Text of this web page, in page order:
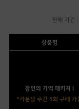
판매 기간
상품명
장인의 기억 패키지 I
*가문당 주간 5회 구매 가